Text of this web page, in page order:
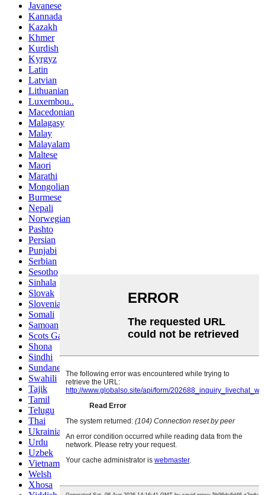
Javanese
Kannada
Kazakh
Khmer
Kurdish
Kyrgyz
Latin
Latvian
Lithuanian
Luxembou..
Macedonian
Malagasy
Malay
Malayalam
Maltese
Maori
Marathi
Mongolian
Burmese
Nepali
Norwegian
Pashto
Persian
Punjabi
Serbian
Sesotho
Sinhala
Slovak
Slovenian
Somali
Samoan
Scots Gaelic
Shona
Sindhi
Sundanese
Swahili
Tajik
Tamil
Telugu
Thai
Ukrainian
Urdu
Uzbek
Vietnamese
Welsh
Xhosa